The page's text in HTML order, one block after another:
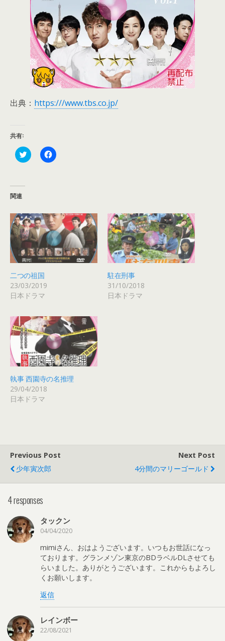
出典： https:///www.tbs.co.jp/
共有:
ク
リ
t
t
e
r
で
共
有
(
新
し
い
ウ
ィ
ン
で
開
き
ま
F
a
共
有
す
る
に
は
ク
リ
ッ
(
新
し
い
ウ
ィ
ン
ド
ウ
で
開
関連
二つの祖国
23/03/2019
日本ドラマ
駐在刑事
31/10/2018
日本ドラマ
執事 西園寺の名推理
29/04/2018
日本ドラマ
Previous Post
少年寅次郎
Next Post
4分間のマリーゴールド
4 responses
タックン
04/04/2020
mimiさん、おはようございます。いつもお世話になっ
ております。グランメゾン東京のBDラベルDLさせても
らいました。ありがとうございます。これからもよろし
くお願いします。
返信
レインボー
22/08/2021